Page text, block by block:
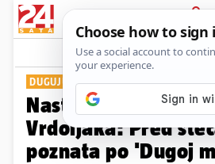
PRIJAVA
Show
DUGUJU 67 TISUĆA EURA PLUS+
Nastavak
Vrdoljaka: Pred
poznata po 'Dugoj